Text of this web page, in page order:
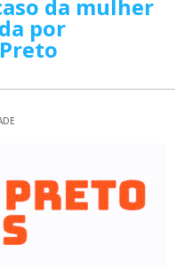
da mulher
por